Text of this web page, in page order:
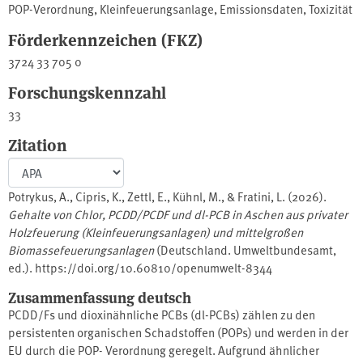
POP-Verordnung,Kleinfeuerungsanlage,Emissionsdaten,Toxizität
Förderkennzeichen (FKZ)
3724 33 705 0
Forschungskennzahl
33
Zitation
Potrykus, A., Cipris, K., Zettl, E., Kühnl, M., & Fratini, L. (2026).
Gehalte von Chlor, PCDD/PCDF und dl-PCB in Aschen aus privater
Holzfeuerung (Kleinfeuerungsanlagen) und mittelgroßen
Biomassefeuerungsanlagen(Deutschland. Umweltbundesamt,
ed.). https://doi.org/10.60810/openumwelt-8344
Zusammenfassung deutsch
PCDD/Fs und dioxinähnliche PCBs (dl-PCBs) zählen zu den
persistenten organischen Schadstoffen (POPs) und werden in der
EU durch die POP- Verordnung geregelt. Aufgrund ähnlicher